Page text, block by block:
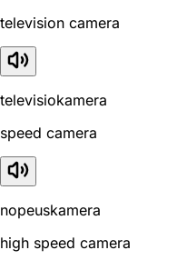
television camera
televisiokamera
speed camera
nopeuskamera
high speed camera